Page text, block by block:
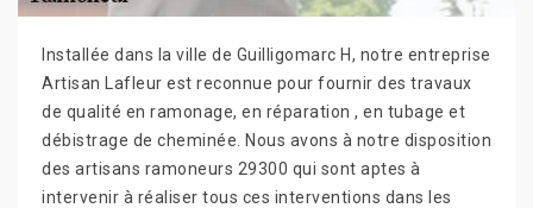
Installée dans la ville de Guilligomarc H, notre entreprise
Artisan Lafleur est reconnue pour fournir des travaux
de qualité en ramonage, en réparation , en tubage et
débistrage de cheminée. Nous avons à notre disposition
des artisans ramoneurs 29300 qui sont aptes à
intervenir à réaliser tous ces interventions dans les